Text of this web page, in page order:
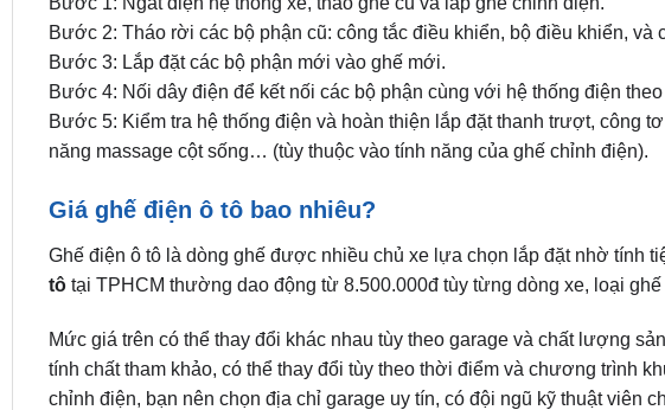
Bước 2: Tháo rời các bộ phận cũ: công tắc điều khiển, bộ điều khiển, và
Bước 3: Lắp đặt các bộ phận mới vào ghế mới.
Bước 4: Nối dây điện để kết nối các bộ phận cùng với hệ thống điện theo
Bước 5: Kiểm tra hệ thống điện và hoàn thiện lắp đặt thanh trượt, công
năng massage cột sống… (tùy thuộc vào tính năng của ghế chỉnh điện).
Giá ghế điện ô tô bao nhiêu?
Ghế điện ô tô là dòng ghế được nhiều chủ xe lựa chọn lắp đặt nhờ tính
tôtại TPHCM thường dao động từ 8.500.000đ tùy từng dòng xe, loại
Mức giá trên có thể thay đổi khác nhau tùy theo garage và chất lượng
tính chất tham khảo, có thể thay đổi tùy theo thời điểm và chương trình
chỉnh điện, bạn nên chọn địa chỉ garage uy tín, có đội ngũ kỹ thuật viên